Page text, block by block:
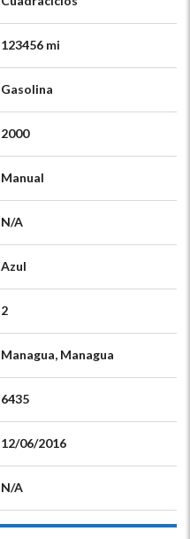
123456 mi
Gasolina
2000
Manual
N/A
Azul
2
Managua, Managua
6435
12/06/2016
N/A